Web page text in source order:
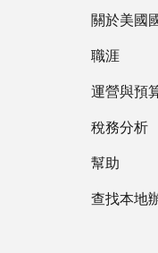
關於美國
職涯
運營與預
稅務分析
幫助
查找本地